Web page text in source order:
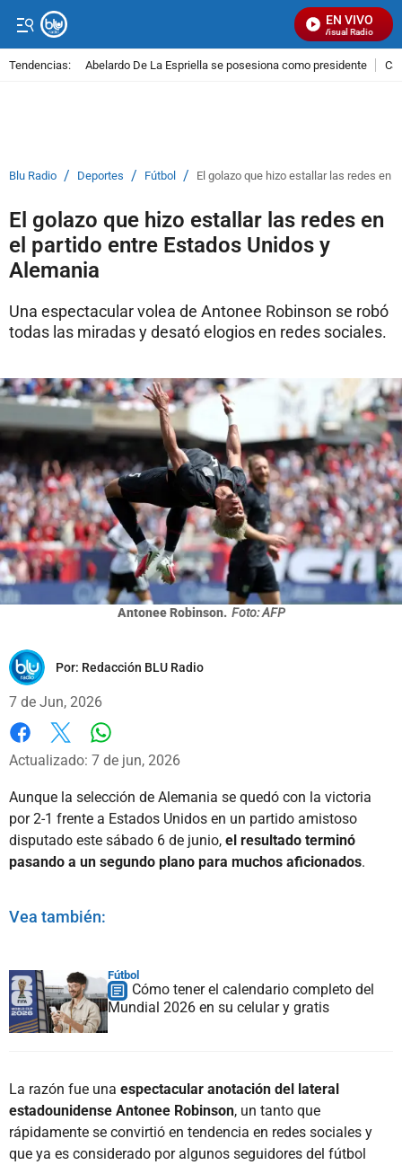
EN VIVO
Señal Visual Radio
Tendencias: Abelardo De La Espriella se posesiona como presidente
Blu Radio / Deportes / Fútbol / El golazo que hizo estallar las redes en
El golazo que hizo estallar las redes en
el partido entre Estados Unidos y
Alemania
Una espectacular volea de Antonee Robinson se robó
todas las miradas y desató elogios en redes sociales.
Antonee Robinson. Foto: AFP
Por: Redacción BLU Radio
7 de Jun, 2026
Facebook
X
Actualizado: 7 de jun, 2026
Aunque la selección de Alemania se quedó con la victoria
por 2-1 frente a Estados Unidos en un partido amistoso
disputado este sábado 6 de junio, el resultado terminó
pasando a un segundo plano para muchos aficionados.
Vea también:
Fútbol
Cómo tener el calendario completo del
Mundial 2026 en su celular y gratis
La razón fue una espectacular anotación del lateral
estadounidense Antonee Robinson, un tanto que
rápidamente se convirtió en tendencia en redes sociales y
que ya es considerado por algunos seguidores del fútbol